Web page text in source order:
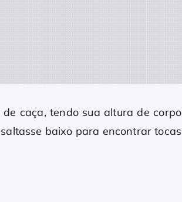
caça, tendo sua altura de corpo
baixo para encontrar tocas